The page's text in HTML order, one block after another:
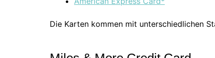
Die Karten kommen mit unterschiedlichen